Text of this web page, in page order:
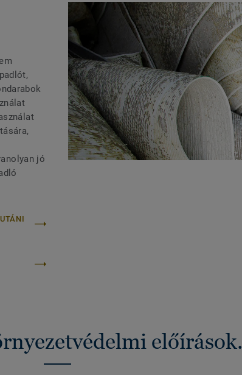
jó
előírások.